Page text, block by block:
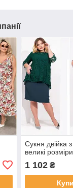
Сукня двійка
великі розміри
1 102₴